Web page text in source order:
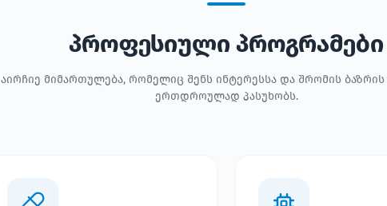
პროფესიული პროგრამები
აირჩიე მიმართულება, რომელიც შენს ინტერესსა და შრომის
ერთდროულად პასუხობს.